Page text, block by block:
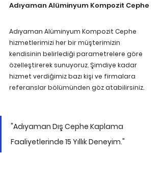
Adıyaman Alüminyum Kompozit Cephe
Adıyaman Alüminyum Kompozit Cephe
hizmetlerimizi her bir müşterimizin
kendisinin belirlediği parametrelere göre
özelleştirerek sunuyoruz. Şimdiye kadar
hizmet verdiğimiz bazı kişi ve firmalara
referanslar bölümünden göz atabilirsiniz.
"Adıyaman Dış Cephe Kaplama
Faaliyetlerinde 15 Yıllık Deneyim."